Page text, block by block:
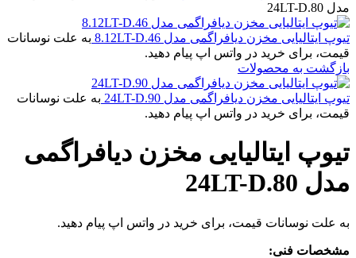
مدل 24LT-D.80
تیوپ ایتالیایی مخزن دیافراگمی مدل 8.12LT-D.46
به علت نوسانات
قیمت، برای خرید در واتس اپ پیام دهید.
بازگشت به محصولات
تیوپ ایتالیایی مخزن دیافراگمی مدل 24LT-D.90
به علت نوسانات
قیمت، برای خرید در واتس اپ پیام دهید.
تیوپ ایتالیایی مخزن دیافراگمی
مدل 24LT-D.80
به علت نوسانات قیمت، برای خرید در واتس اپ پیام دهید.
مشخصات فنی: